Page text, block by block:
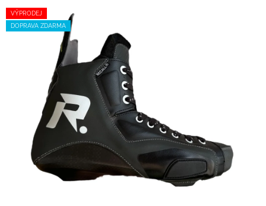
VÝPRODEJ
DOPRAVA ZDARMA